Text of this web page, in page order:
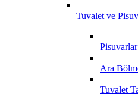
Tuvalet ve
Pisuvarlar
Ara
Tuvalet